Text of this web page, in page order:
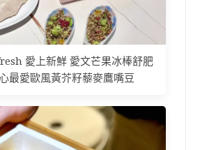
愛上新鮮 愛文芒果冰棒舒肥
最愛歐風黃芥籽藜麥鷹嘴豆